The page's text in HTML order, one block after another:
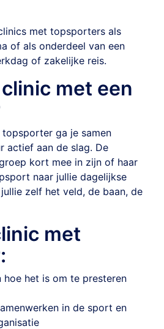
met topsporters als
of als onderdeel van een
of zakelijke reis.
met een
ga je samen
actief aan de slag. De
kort mee in zijn of haar
naar jullie dagelijkse
zelf het veld, de baan, de
met
hoe het is om te presteren
in de sport en